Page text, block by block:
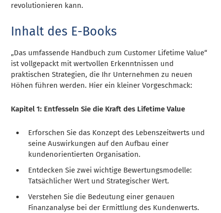
revolutionieren kann.
Inhalt des E-Books
„Das umfassende Handbuch zum Customer Lifetime Value“
ist vollgepackt mit wertvollen Erkenntnissen und
praktischen Strategien, die Ihr Unternehmen zu neuen
Höhen führen werden. Hier ein kleiner Vorgeschmack:
Kapitel 1: Entfesseln Sie die Kraft des Lifetime Value
Erforschen Sie das Konzept des Lebenszeitwerts und
seine Auswirkungen auf den Aufbau einer
kundenorientierten Organisation.
Entdecken Sie zwei wichtige Bewertungsmodelle:
Tatsächlicher Wert und Strategischer Wert.
Verstehen Sie die Bedeutung einer genauen
Finanzanalyse bei der Ermittlung des Kundenwerts.